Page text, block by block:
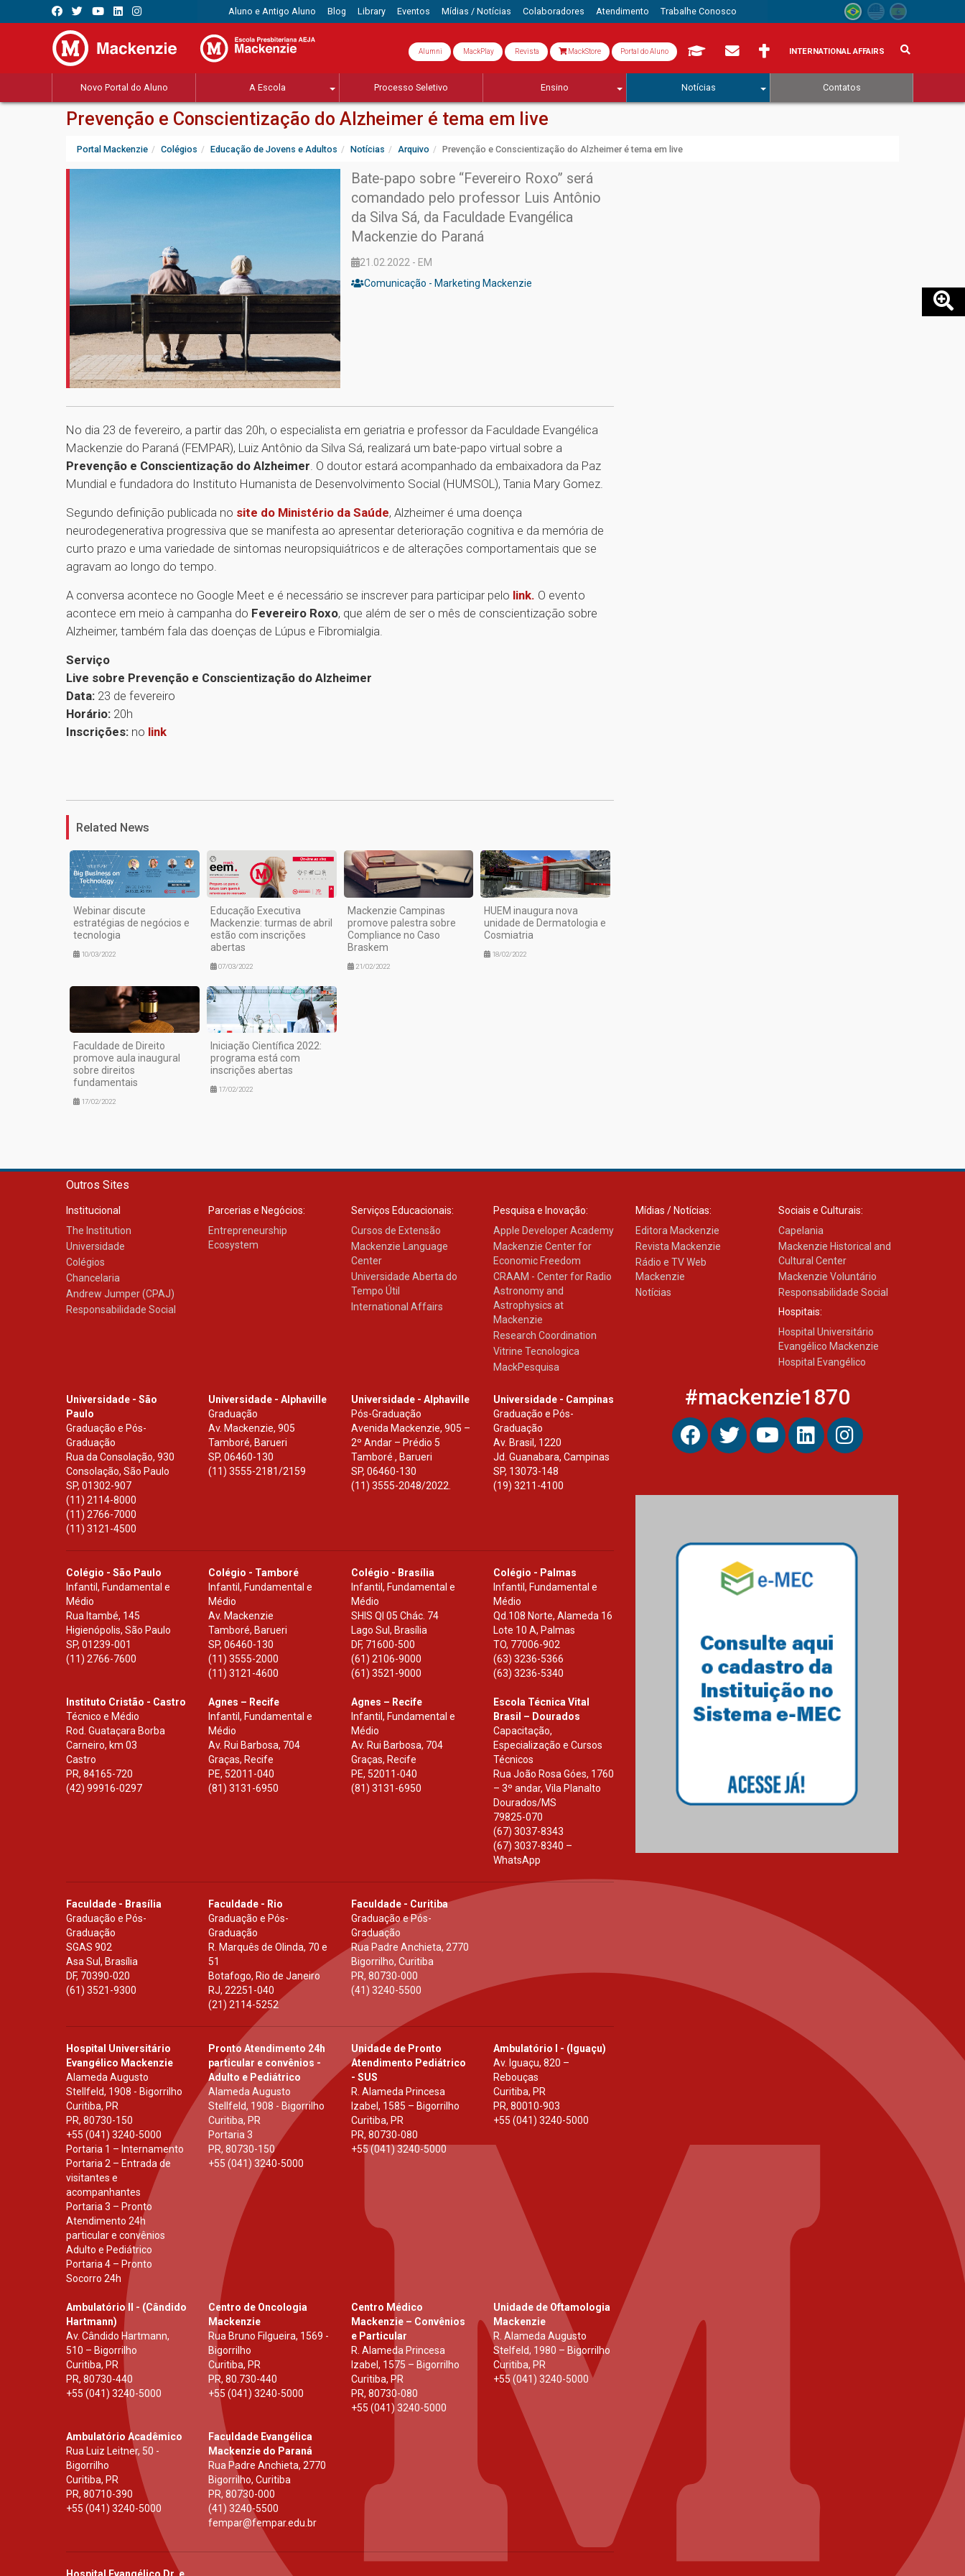
Aluno e Antigo Aluno Blog Library Eventos Mídias / Notícias Colaboradores Atendimento Trabalhe Conosco
Alumni MackPlay Revista MackStore Portal do Aluno INTERNATIONAL AFFAIRS
Novo Portal do Aluno A Escola Processo Seletivo Ensino Notícias Contatos
Prevenção e Conscientização do Alzheimer é tema em live
Portal Mackenzie Colégios Educação de Jovens e Adultos Notícias Arquivo Prevenção e Conscientização do Alzheimer é tema em live
Bate-papo sobre “Fevereiro Roxo” será
comandado pelo professor Luis Antônio
da Silva Sá, da Faculdade Evangélica
Mackenzie do Paraná
21.02.2022 - EM
Comunicação - Marketing Mackenzie
No dia 23 de fevereiro, a partir das 20h, o especialista em geriatria e professor da Faculdade Evangélica
Mackenzie do Paraná (FEMPAR), Luiz Antônio da Silva Sá, realizará um bate-papo virtual sobre a
Prevenção e Conscientização do Alzheimer . O doutor estará acompanhado da embaixadora da Paz
Mundial e fundadora do Instituto Humanista de Desenvolvimento Social (HUMSOL), Tania Mary Gomez.
Segundo definição publicada no site do Ministério da Saúde, Alzheimer é uma doença
neurodegenerativa progressiva que se manifesta ao apresentar deterioração cognitiva e da memória de
curto prazo e uma variedade de sintomas neuropsiquiátricos e de alterações comportamentais que se
agravam ao longo do tempo.
A conversa acontece no Google Meet e é necessário se inscrever para participar pelo link. O evento
acontece em meio à campanha do Fevereiro Roxo, que além de ser o mês de conscientização sobre
Alzheimer, também fala das doenças de Lúpus e Fibromialgia.
Serviço
Live sobre Prevenção e Conscientização do Alzheimer
Data: 23 de fevereiro
Horário: 20h
Inscrições: no link
Related News
Webinar discute
estratégias de negócios e
tecnologia
10/03/2022
Educação Executiva
Mackenzie: turmas de abril
estão com inscrições
abertas
07/03/2022
Mackenzie Campinas
promove palestra sobre
Compliance no Caso
Braskem
21/02/2022
HUEM inaugura nova
unidade de Dermatologia e
Cosmiatria
18/02/2022
Faculdade de Direito
promove aula inaugural
sobre direitos
fundamentais
17/02/2022
Iniciação Científica 2022:
programa está com
inscrições abertas
17/02/2022
Outros Sites
Institucional
The Institution
Universidade
Colégios
Chancelaria
Andrew Jumper (CPAJ)
Responsabilidade Social
Parcerias e Negócios:
Entrepreneurship
Ecosystem
Serviços Educacionais:
Cursos de Extensão
Mackenzie Language
Center
Universidade Aberta do
Tempo Útil
International Affairs
Pesquisa e Inovação:
Apple Developer Academy
Mackenzie Center for
Economic Freedom
CRAAM - Center for Radio
Astronomy and
Astrophysics at
Mackenzie
Research Coordination
Vitrine Tecnologica
MackPesquisa
Mídias / Notícias:
Editora Mackenzie
Revista Mackenzie
Rádio e TV Web
Mackenzie
Notícias
Sociais e Culturais:
Capelania
Mackenzie Historical and
Cultural Center
Mackenzie Voluntário
Responsabilidade Social
Hospitais:
Hospital Universitário
Evangélico Mackenzie
Hospital Evangélico
Universidade - São
Paulo
Graduação e Pós-
Graduação
Rua da Consolação, 930
Consolação, São Paulo
SP, 01302-907
(11) 2114-8000
(11) 2766-7000
(11) 3121-4500
Universidade - Alphaville
Graduação
Av. Mackenzie, 905
Tamboré, Barueri
SP,06460-130
(11) 3555-2181/2159
Universidade - Alphaville
Pós-Graduação
Avenida Mackenzie, 905 –
2º Andar – Prédio 5
Tamboré , Barueri
SP, 06460-130
(11) 3555-2048/2022.
Universidade - Campinas
Graduação e Pós-
Graduação
Av. Brasil, 1220
Jd. Guanabara, Campinas
SP, 13073-148
(19) 3211-4100
Colégio - São Paulo
Infantil, Fundamental e
Médio
Rua Itambé, 145
Higienópolis, São Paulo
SP, 01239-001
(11) 2766-7600
Colégio - Tamboré
Infantil, Fundamental e
Médio
Av. Mackenzie
Tamboré, Barueri
SP,06460-130
(11) 3555-2000
(11) 3121-4600
Colégio - Brasília
Infantil, Fundamental e
Médio
SHIS Ql 05 Chác. 74
Lago Sul, Brasília
DF, 71600-500
(61) 2106-9000
(61) 3521-9000
Colégio - Palmas
Infantil, Fundamental e
Médio
Qd.108 Norte, Alameda 16
Lote 10 A, Palmas
TO, 77006-902
(63) 3236-5366
(63) 3236-5340
Instituto Cristão - Castro
Técnico e Médio
Rod. Guataçara Borba
Carneiro, km 03
Castro
PR, 84165-720
(42) 99916-0297
Agnes – Recife
Infantil, Fundamental e
Médio
Av. Rui Barbosa, 704
Graças, Recife
PE, 52011-040
(81) 3131-6950
Agnes – Recife
Infantil, Fundamental e
Médio
Av. Rui Barbosa, 704
Graças, Recife
PE, 52011-040
(81) 3131-6950
Escola Técnica Vital
Brasil – Dourados
Capacitação,
Especialização e Cursos
Técnicos
Rua João Rosa Góes, 1760
– 3º andar, Vila Planalto
Dourados/MS
79825-070
(67) 3037-8343
(67) 3037-8340 –
WhatsApp
Faculdade - Brasília
Graduação e Pós-
Graduação
SGAS 902
Asa Sul, Brasília
DF, 70390-020
(61) 3521-9300
Faculdade - Rio
Graduação e Pós-
Graduação
R. Marquês de Olinda, 70 e
51
Botafogo, Rio de Janeiro
RJ,22251-040
(21) 2114-5252
Faculdade - Curitiba
Graduação e Pós-
Graduação
Rua Padre Anchieta, 2770
Bigorrilho, Curitiba
PR, 80730-000
(41) 3240-5500
Hospital Universitário
Evangélico Mackenzie
Alameda Augusto
Stellfeld, 1908 - Bigorrilho
Curitiba, PR
PR, 80730-150
+55 (041) 3240-5000
Portaria 1 – Internamento
Portaria 2 – Entrada de
visitantes e
acompanhantes
Portaria 3 – Pronto
Atendimento 24h
particular e convênios
Adulto e Pediátrico
Portaria 4 – Pronto
Socorro 24h
Pronto Atendimento 24h
particular e convênios -
Adulto e Pediátrico
Alameda Augusto
Stellfeld, 1908 - Bigorrilho
Curitiba, PR
Portaria 3
PR,80730-150
+55 (041) 3240-5000
Unidade de Pronto
Atendimento Pediátrico
- SUS
R. Alameda Princesa
Izabel, 1585 – Bigorrilho
Curitiba, PR
PR, 80730-080
+55 (041) 3240-5000
Ambulatório I - (Iguaçu)
Av. Iguaçu, 820 –
Rebouças
Curitiba, PR
PR, 80010-903
+55 (041) 3240-5000
Ambulatório II - (Cândido
Hartmann)
Av. Cândido Hartmann,
510 – Bigorrilho
Curitiba, PR
PR, 80730-440
+55 (041) 3240-5000
Centro de Oncologia
Mackenzie
Rua Bruno Filgueira, 1569 -
Bigorrilho
Curitiba, PR
PR,80.730-440
+55 (041) 3240-5000
Centro Médico
Mackenzie – Convênios
e Particular
R. Alameda Princesa
Izabel, 1575 – Bigorrilho
Curitiba, PR
PR, 80730-080
+55 (041) 3240-5000
Unidade de Oftamologia
Mackenzie
R. Alameda Augusto
Stelfeld, 1980 – Bigorrilho
Curitiba, PR
+55 (041) 3240-5000
Ambulatório Acadêmico
Rua Luiz Leitner, 50 -
Bigorrilho
Curitiba, PR
PR, 80710-390
+55 (041) 3240-5000
Faculdade Evangélica
Mackenzie do Paraná
Rua Padre Anchieta, 2770
Bigorrilho, Curitiba
PR,80730-000
(41) 3240-5500
fempar@fempar.edu.br
#mackenzie1870